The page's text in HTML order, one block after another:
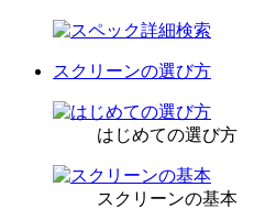
スクリーンの選び方
はじめての選び方
スクリーンの基本